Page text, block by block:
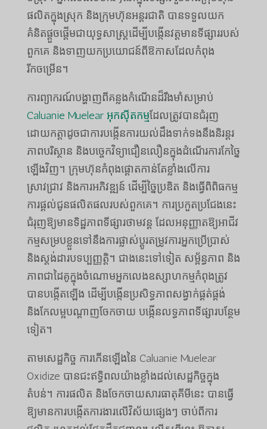
ផលិតក្នុងស្រុក និងក្រុមហ៊ុនអន្តរជាតិ បានទទួលយក
គំនិតផ្តួចផ្តើមជាយុទ្ធសាស្រ្តដើម្បីបង្កើនវត្តមានទីផ្សាររបស់
ពួកគេ និងទាញយកប្រយោជន៍ពីឱកាសដែលកំពុង
រីកចម្រើន។
ការព្យាករណ៍បង្ហាញពីគន្លងកំណើនដ៏រឹងមាំសម្រាប់
Caluanie Muelear អុកស៊ីតកម្មដែលត្រូវបានជំរុញ
ដោយកត្តាដូចជាការបង្កើនការយល់ដឹងទាក់ទងនឹងនិរន្តរ
ភាពបរិស្ថាន និងបច្ចេកវិទ្យាជឿនលឿនក្នុងដំណើរការកែច្នៃ
ឡើងវិញ។ ក្រុមហ៊ុនកំពុងផ្តោតកាន់តែខ្លាំងលើការ
ស្រាវជ្រាវ និងការអភិវឌ្ឍន៍ ដើម្បីច្នៃប្រឌិត និងធ្វើពិពិធកម្ម
ការផ្តល់ជូនផលិតផលរបស់ពួកគេ។ ការប្រកួតប្រជែងនេះ
ជំរុញឱ្យមានទិដ្ឋភាពទីផ្សារថាមវន្ត ដែលអនុញ្ញាតឱ្យអាជីវ
កម្មសម្របខ្លួនទៅនឹងការផ្លាស់ប្តូរតម្រូវការអ្នកប្រើប្រាស់
និងស្តង់ដារបទប្បញ្ញត្តិ។ ជាងនេះទៅទៀត សម្ព័ន្ធភាព និង
ភាពជាដៃគូក្នុងចំណោមអ្នកលេងឧស្សាហកម្មកំពុងត្រូវ
បានបង្កើតឡើង ដើម្បីបង្កើនប្រសិទ្ធភាពសង្វាក់ផ្គត់ផ្គង់
និងកែលម្អបណ្តាញចែកចាយ បង្កើនលទ្ធភាពទីផ្សារបន្ថែម
ទៀត។
តាមសេដ្ឋកិច្ច ការកើនឡើងនៃ Caluanie Muelear
Oxidize បានជះឥទ្ធិពលយ៉ាងខ្លាំងដល់សេដ្ឋកិច្ចក្នុង
តំបន់។ ការផលិត និងចែកចាយសារធាតុគីមីនេះ បានធ្វើ
ឱ្យមានការបង្កើតការងារលើវិស័យផ្សេងៗ ចាប់ពីការ